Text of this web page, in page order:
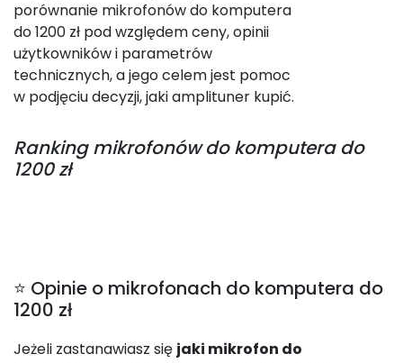
porównanie mikrofonów do komputera
do 1200 zł pod względem ceny, opinii
użytkowników i parametrów
technicznych, a jego celem jest pomoc
w podjęciu decyzji, jaki amplituner kupić.
Rankingmikrofonów do komputera do
1200 zł
⭐ Opinie o mikrofonach do komputera do
1200 zł
Jeżeli zastanawiasz się jaki mikrofon do